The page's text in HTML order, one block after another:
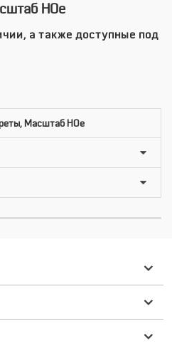
HOe
а также доступные под
Масштаб HOe